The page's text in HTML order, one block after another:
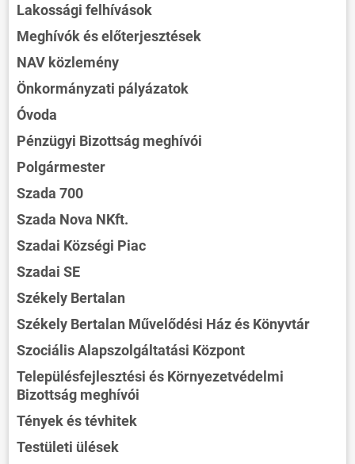
Lakossági felhívások
Meghívók és előterjesztések
NAV közlemény
Önkormányzati pályázatok
Óvoda
Pénzügyi Bizottság meghívói
Polgármester
Szada 700
Szada Nova NKft.
Szadai Községi Piac
Szadai SE
Székely Bertalan
Székely Bertalan Művelődési Ház és Könyvtár
Szociális Alapszolgáltatási Központ
Településfejlesztési és Környezetvédelmi
Bizottság meghívói
Tények és tévhitek
Testületi ülések